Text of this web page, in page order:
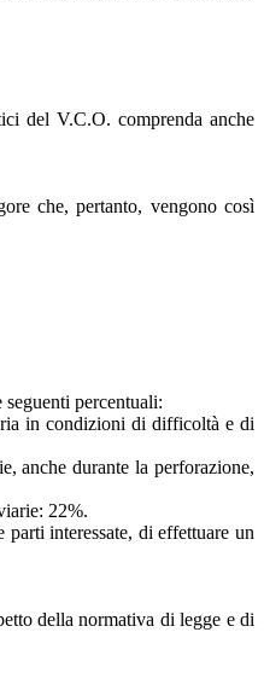
del V.C.O. comprenda anche
che, pertanto, vengono così
percentuali:
in condizioni di difficoltà e di
anche durante la perforazione,
22%.
interessate, di effettuare un
della normativa di legge e di